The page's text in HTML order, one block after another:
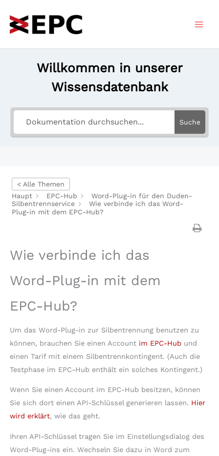
Inhalt
springen
Willkommen in unserer
Wissensdatenbank
Suche
< Alle Themen
Haupt
EPC-Hub
Word-Plug-in für den Duden-
Silbentrennservice
Wie verbinde ich das Word-
Plug-in mit dem EPC-Hub?
Wie verbinde ich das
Word-Plug-in mit dem
EPC-Hub?
Um das Word-Plug-in zur Silbentrennung benutzen zu
können, brauchen Sie einen Account im EPC-Hub und
einen Tarif mit einem Silbentrennkontingent. (Auch die
Testphase im EPC-Hub enthält ein solches Kontingent.)
Wenn Sie einen Account im EPC-Hub besitzen, können
Sie sich dort einen API-Schlüssel generieren lassen. Hier
wird erklärt, wie das geht.
Ihren API-Schlüssel tragen Sie im Einstellungsdialog des
Word-Plug-ins ein. Wechseln Sie dazu in Word zum